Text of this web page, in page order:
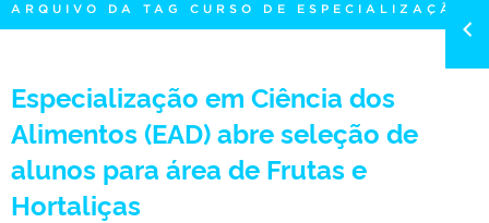
TELEFONES
ARQUIVO DA TAG CURSO DE ESPECIALIZAÇÃO
Especialização em Ciência dos
Alimentos (EAD) abre seleção de
alunos para área de Frutas e
Hortaliças